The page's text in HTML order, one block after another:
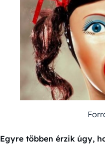
Egyre többen érzik úgy,